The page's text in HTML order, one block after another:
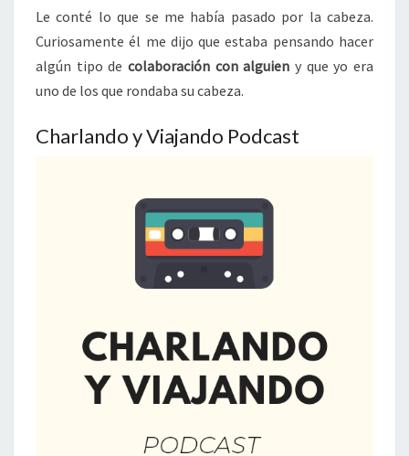
Le conté lo que se me había pasado por la cabeza.
Curiosamente él me dijo que estaba pensando hacer
algún tipo de colaboración con alguien y que yo era
uno de los que rondaba su cabeza.
Charlando y Viajando Podcast